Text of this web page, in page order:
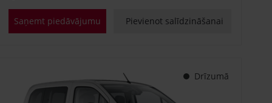
Saņemt piedāvājumu Pievienot salīdzināšanai
Drīzumā